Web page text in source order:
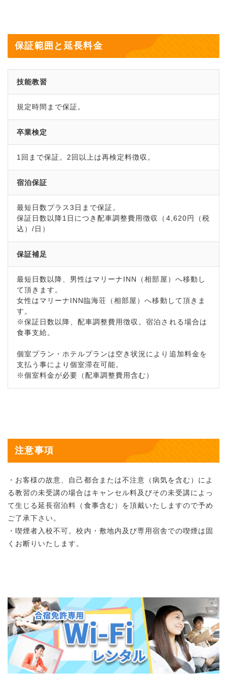
保証範囲と延長料金
技能教習
規定時間まで保証。
卒業検定
1回まで保証。2回以上は再検定料徴収。
宿泊保証
最短日数プラス3日まで保証。
保証日数以降1日につき配車調整費用徴収（4,620円（税
込）/日）
保証補足
最短日数以降、男性はマリーナINN（相部屋）へ移動し
て頂きます。
女性はマリーナINN臨海荘（相部屋）へ移動して頂きま
す。
※保証日数以降、配車調整費用徴収。宿泊される場合は
食事支給。
個室プラン・ホテルプランは空き状況により追加料金を
支払う事により個室滞在可能。
※個室料金が必要（配車調整費用含む）
注意事項
・お客様の故意、自己都合または不注意（病気を含む）によ
る教習の未受講の場合はキャンセル料及びその未受講によっ
て生じる延長宿泊料（食事含む）を頂戴いたしますので予め
ご了承下さい。
・喫煙者入校不可。校内・敷地内及び専用宿舎での喫煙は固
くお断りいたします。